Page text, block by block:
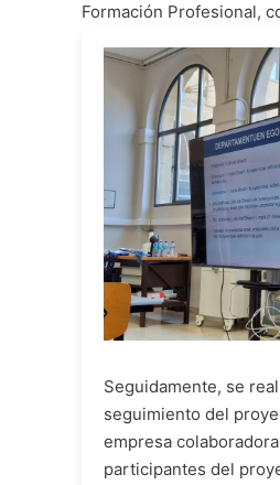
Formación Profesional,
Seguidamente, se
seguimiento del
empresa colaboradora
participantes del